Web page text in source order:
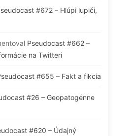
#672 – Hlúpi lupiči,
Pseudocast #662 –
na Twitteri
#655 – Fakt a fikcia
#26 – Geopatogénne
#620 – Údajný